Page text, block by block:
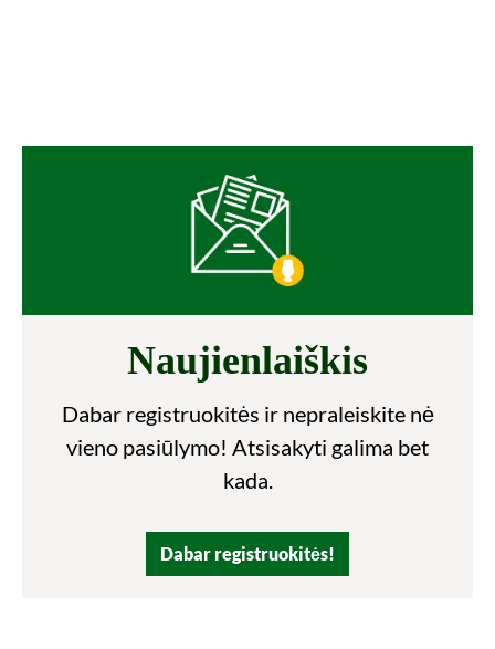
Naujienlaiškis
Dabar registruokitės ir nepraleiskite nė
vieno pasiūlymo! Atsisakyti galima bet
kada.
Dabar registruokitės!